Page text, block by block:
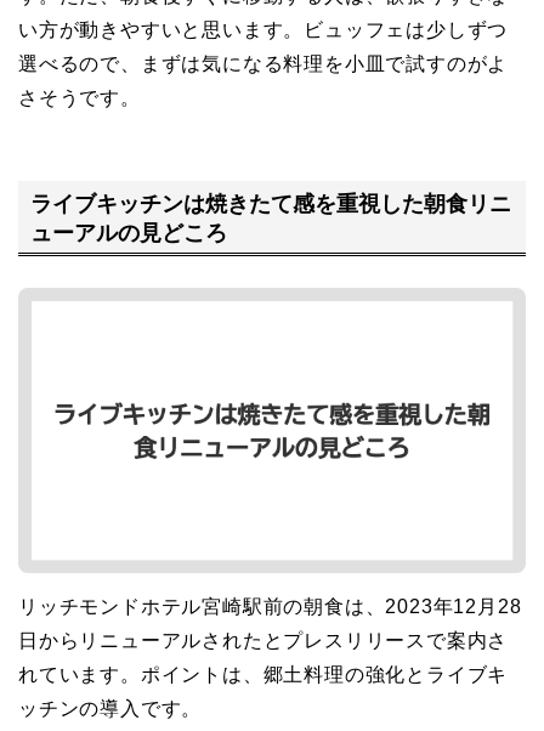
い方が動きやすいと思います。ビュッフェは少しずつ
選べるので、まずは気になる料理を小皿で試すのがよ
さそうです。
ライブキッチンは焼きたて感を重視した朝食リニ
ューアルの見どころ
リッチモンドホテル宮崎駅前の朝食は、2023年12月28
日からリニューアルされたとプレスリリースで案内さ
れています。ポイントは、郷土料理の強化とライブキ
ッチンの導入です。